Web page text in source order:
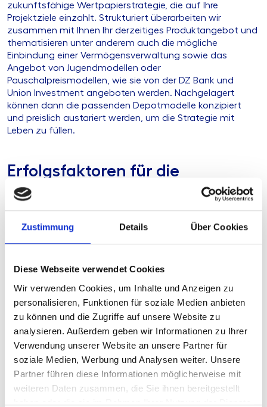
Zustimmung Details Über Cookies
Diese Webseite verwendet Cookies
Wir verwenden Cookies, um Inhalte und Anzeigen zu
personalisieren, Funktionen für soziale Medien anbieten
zu können und die Zugriffe auf unsere Website zu
analysieren. Außerdem geben wir Informationen zu Ihrer
Verwendung unserer Website an unsere Partner für
soziale Medien, Werbung und Analysen weiter. Unsere
Partner führen diese Informationen möglicherweise mit
weiteren Daten zusammen, die Sie ihnen bereitgestellt
haben oder die sie im Rahmen Ihrer Nutzung der Dienste
zukunftsfähige Wertpapierstrategie, die auf Ihre
Projektziele einzahlt. Strukturiert überarbeiten wir
zusammen mit Ihnen Ihr derzeitiges Produktangebot und
thematisieren unter anderem auch die mögliche
Einbindung einer Vermögensverwaltung sowie das
Angebot von Jugendmodellen oder
Pauschalpreismodellen, wie sie von der DZ Bank und
Union Investment angeboten werden. Nachgelagert
können dann die passenden Depotmodelle konzipiert
und preislich austariert werden, um die Strategie mit
Leben zu füllen.
Erfolgsfaktoren für die
Optimierung des
Wertpapiergeschäfts